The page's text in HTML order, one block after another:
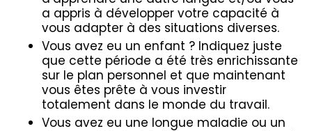
a appris à développer votre capacité à
vous adapter à des situations diverses.
Vous avez eu un enfant ? Indiquez juste
que cette période a été très enrichissante
sur le plan personnel et que maintenant
vous êtes prête à vous investir
totalement dans le monde du travail.
Vous avez eu une longue maladie ou un